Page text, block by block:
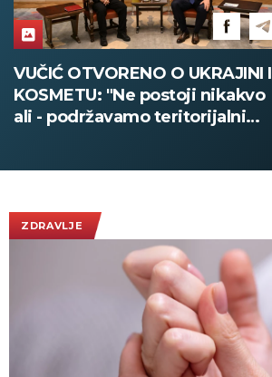
ZELENSKI STIGAO U BEOGRAD,
DOČEKALA GA MINISTARKA
ĐEDOVIĆ HANDANOVIĆ:
ZDRAVLJE